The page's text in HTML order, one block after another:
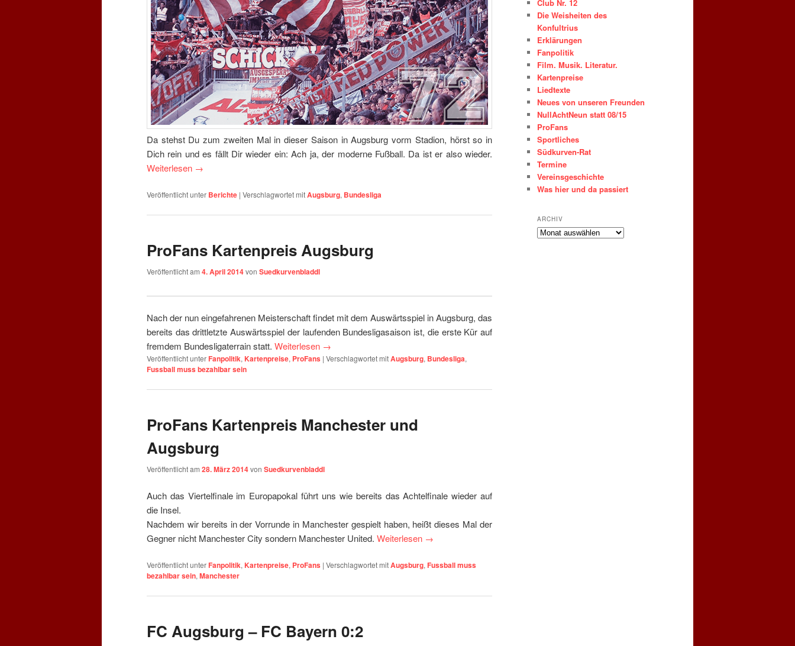
Da stehst Du zum zweiten Mal in dieser Saison in Augsburg vorm Stadion, hörst so in
Dich rein und es fällt Dir wieder ein: Ach ja, der moderne Fußball. Da ist er also wieder.
Weiterlesen →
Veröffentlicht unter Berichte | Verschlagwortet mitAugsburg, Bundesliga
ProFans Kartenpreis Augsburg
Veröffentlicht am 4. April 2014von Suedkurvenbladdl
Nach der nun eingefahrenen Meisterschaft findet mit dem Auswärtsspiel in Augsburg, das
bereits das drittletzte Auswärtsspiel der laufenden Bundesligasaison ist, die erste Kür auf
fremdem Bundesligaterrain statt. Weiterlesen →
Veröffentlicht unter Fanpolitik, Kartenpreise, ProFans | Verschlagwortet mitAugsburg, Bundesliga,
Fussball muss bezahlbar sein
ProFans Kartenpreis Manchester und
Augsburg
Veröffentlicht am 28. März 2014von Suedkurvenbladdl
Auch das Viertelfinale im Europapokal führt uns wie bereits das Achtelfinale wieder auf
die Insel.
Nachdem wir bereits in der Vorrunde in Manchester gespielt haben, heißt dieses Mal der
Gegner nicht Manchester City sondern Manchester United. Weiterlesen →
Veröffentlicht unter Fanpolitik, Kartenpreise, ProFans | Verschlagwortet mitAugsburg, Fussball muss
bezahlbar sein,Manchester
FC Augsburg – FC Bayern 0:2
Club Nr. 12
Die Weisheiten des
Konfultrius
Erklärungen
Fanpolitik
Film. Musik. Literatur.
Kartenpreise
Liedtexte
Neues von unseren Freunden
NullAchtNeun statt 08/15
ProFans
Sportliches
Südkurven-Rat
Termine
Vereinsgeschichte
Was hier und da passiert
ARCHIV
ARCHIV